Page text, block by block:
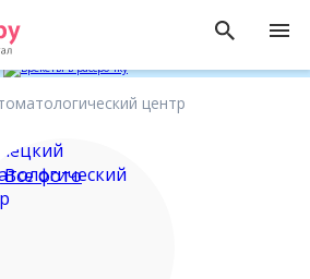
центр
Все фото